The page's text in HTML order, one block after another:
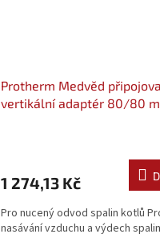
Protherm Medvěd
vertikální adaptér 80/80
1 274,13 Kč
Pro nucený odvod spalin kotlů
nasávání vzduchu a výdech